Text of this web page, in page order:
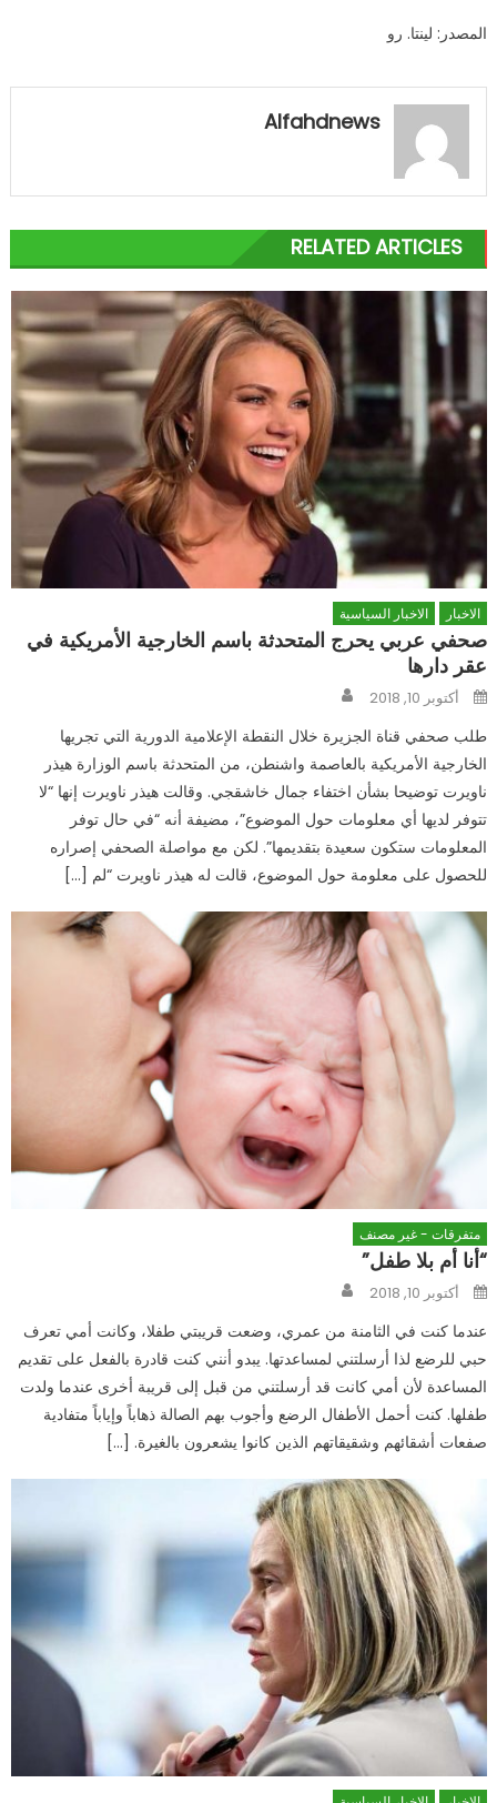
المصدر: لينتا. رو
Alfahdnews
RELATED ARTICLES
الاخبار الاخبار السياسية
صحفي عربي يحرج المتحدثة باسم الخارجية الأمريكية في
عقر دارها
Posted
onأكتوبر 10, 2018
طلب صحفي قناة الجزيرة خلال النقطة الإعلامية الدورية التي تجريها
الخارجية الأمريكية ب‍العاصمة واشنطن، من المتحدثة باسم الوزارة هيذر
ناويرت توضيحا بشأن اختفاء جمال خاشقجي. وقالت هيذر ناويرت إنها “لا
تتوفر لديها أي معلومات حول الموضوع”، مضيفة أنه “في حال توفر
المعلومات ستكون سعيدة بتقديمها”. لكن مع مواصلة الصحفي إصراره
للحصول على معلومة حول الموضوع، قالت له هيذر ناويرت “لم […]
متفرقات - غير مصنف
“أنا أم بلا طفل”
Posted
onأكتوبر 10, 2018
عندما كنت في الثامنة من عمري، وضعت قريبتي طفلا، وكانت أمي تعرف
حبي للرضع لذا أرسلتني لمساعدتها. يبدو أنني كنت قادرة بالفعل على تقديم
المساعدة لأن أمي كانت قد أرسلتني من قبل إلى قريبة أخرى عندما ولدت
طفلها. كنت أحمل الأطفال الرضع وأجوب بهم الصالة ذهاباً وإياباً متفادية
صفعات أشقائهم وشقيقاتهم الذين كانوا يشعرون بالغيرة. […]